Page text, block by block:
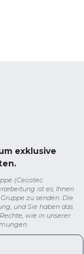
exklusive
(Cecotec
ist es, Ihnen
zu senden. Die
und Sie haben das
wie in unserer